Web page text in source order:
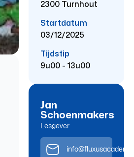
2300 Turnhout
Startdatum
03/12/2025
Tijdstip
9u00 - 13u00
Jan
Schoenmakers
Lesgever